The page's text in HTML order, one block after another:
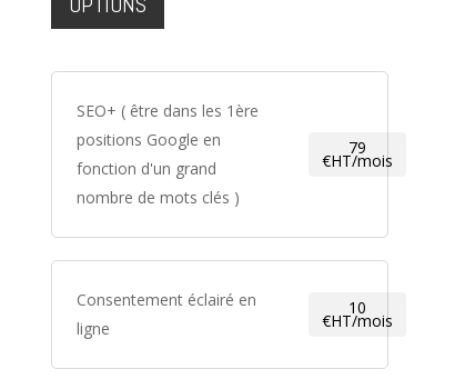
SEO+ ( être dans les 1ère
positions Google en
fonction d'un grand
nombre de mots clés )
79
€HT/mois
Consentement éclairé en
ligne
10
€HT/mois